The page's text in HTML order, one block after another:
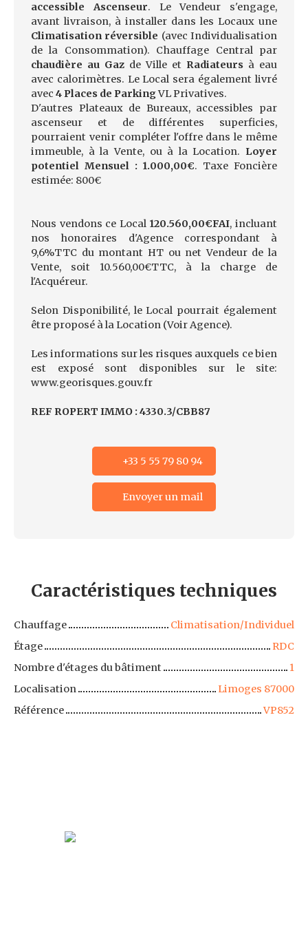
accessible Ascenseur. Le Vendeur s'engage,
avant livraison, à installer dans les Locaux une
Climatisation réversible (avec Individualisation
de la Consommation). Chauffage Central par
chaudière au Gaz de Ville et Radiateurs à eau
avec calorimètres. Le Local sera également livré
avec 4Places de ParkingVL Privatives.
D'autres Plateaux de Bureaux, accessibles par
ascenseur et de différentes superficies,
pourraient venir compléter l'offre dans le même
immeuble, à la Vente, ou à la Location. Loyer
potentiel Mensuel : 1.000,00€. Taxe Foncière
estimée: 800€
Nous vendons ce Local 120.560,00€FAI, incluant
nos honoraires d'Agence correspondant à
9,6%TTC du montant HT ou net Vendeur de la
Vente, soit 10.560,00€TTC, à la charge de
l'Acquéreur.
Selon Disponibilité, le Local pourrait également
être proposé à la Location (Voir Agence).
Les informations sur les risques auxquels ce bien
est exposé sont disponibles sur le site:
www.georisques.gouv.fr
REF ROPERT IMMO : 4330.3/CBB87
+33 5 55 79 80 94
Envoyer un mail
Caractéristiques techniques
Chauffage
Climatisation/Individuel
Étage
RDC
Nombre d'étages du bâtiment
1
Localisation
Limoges 87000
Référence
VP852